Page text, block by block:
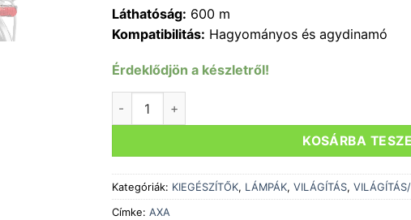
Láthatóság: 600 m
Kompatibilitás: Hagyományos és agydinamó
Érdeklődjön a készletről!
KOSÁRBA
Kategóriák: KIEGÉSZÍTŐK, LÁMPÁK, VILÁGÍTÁS,
Címke: AXA